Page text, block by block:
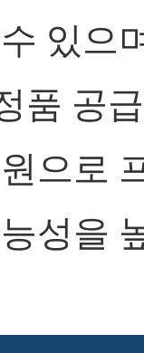
있으
품 공
으로
성을